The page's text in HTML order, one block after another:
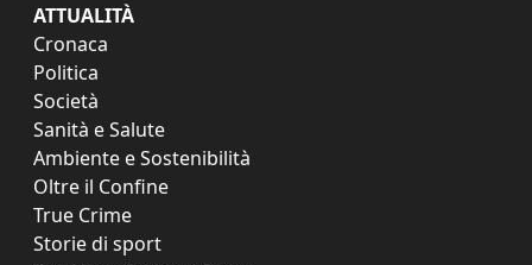
ATTUALITÀ
Cronaca
Politica
Società
Sanità e Salute
Ambiente e Sostenibilità
Oltre il Confine
True Crime
Storie di sport